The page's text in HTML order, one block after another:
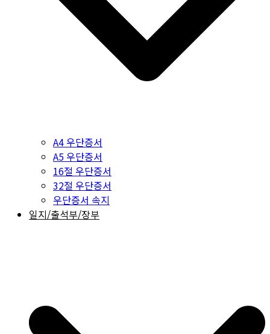
A4 우단증서
A5 우단증서
16절 우단증서
32절 우단증서
우단증서 속지
일지/출석부/장부